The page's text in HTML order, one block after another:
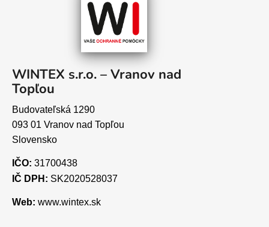
WINTEX s.r.o. – Vranov nad
Topľou
Budovateľská 1290
093 01 Vranov nad Topľou
Slovensko
IČO: 31700438
IČ DPH: SK2020528037
Web: www.wintex.sk